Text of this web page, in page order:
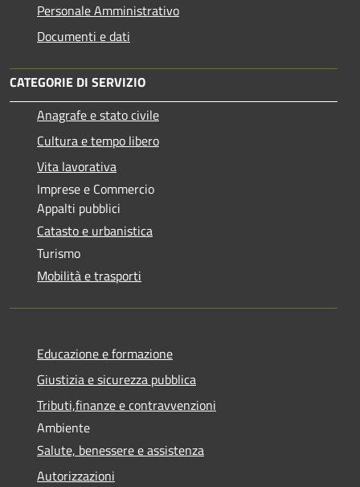
Personale Amministrativo
Documenti e dati
CATEGORIE DI SERVIZIO
Anagrafe e stato civile
Cultura e tempo libero
Vita lavorativa
Imprese e Commercio
Appalti pubblici
Catasto e urbanistica
Turismo
Mobilità e trasporti
Educazione e formazione
Giustizia e sicurezza pubblica
Tributi,finanze e contravvenzioni
Ambiente
Salute, benessere e assistenza
Autorizzazioni